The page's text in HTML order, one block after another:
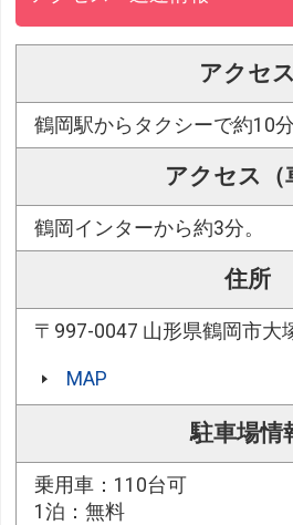
アクセス
鶴岡駅からタクシーで約10分
アクセス（
鶴岡インターから約3分。
住所
〒997-0047 山形県鶴岡市大
MAP
駐車場情
乗用車：110台可
1泊：無料